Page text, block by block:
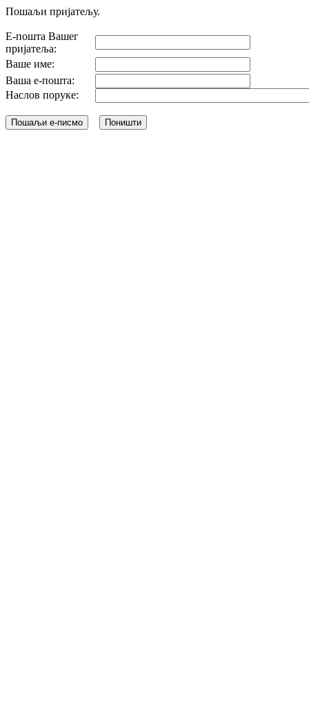
Пошаљи пријатељу.
Е-пошта Вашег
пријатеља:
Ваше име:
Ваша е-пошта:
Наслов поруке: